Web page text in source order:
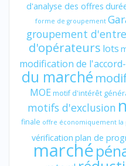
d'analyse des offres
forme de groupement
groupement
d'opérateurs lots
modification de
du marché
MOE motif d'intérêt
motifs d'exclusion
finale offre économiquement la
vérification plan de
marché